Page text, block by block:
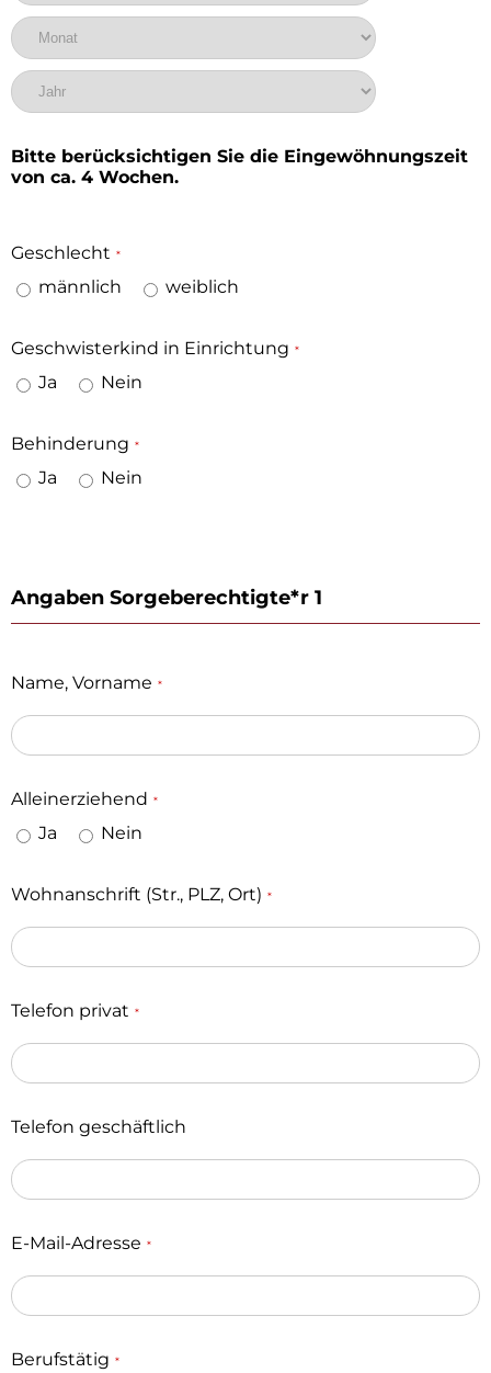
Monat
Jahr
Bitte berücksichtigen Sie die Eingewöhnungszeit
von ca. 4 Wochen.
Geschlecht *
männlich weiblich
Geschwisterkind in Einrichtung *
Ja Nein
Behinderung *
Ja Nein
Angaben Sorgeberechtigte*r 1
Name, Vorname *
Alleinerziehend *
Ja Nein
Wohnanschrift (Str., PLZ, Ort) *
Telefon privat *
Telefon geschäftlich
E-Mail-Adresse *
Berufstätig *